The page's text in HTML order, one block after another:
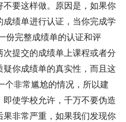
要这样做。原因是，如果你
绩单进行认证，当你完成学
份完整成绩单的认证和评
提交的成绩单上课程或者分
你成绩单的真实性，而且这
个非常尴尬的情况，所以建
使学校允许，千万不要伪造
非常严重，如果我们发现你